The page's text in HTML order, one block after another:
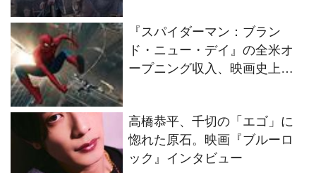
『スパイダーマン：ブラン
ド・ニュー・デイ』の全米オ
ープニング収入、映画史上歴
高橋恭平、千切の「エゴ」に
惚れた原石。映画『ブルーロ
ック』インタビュー